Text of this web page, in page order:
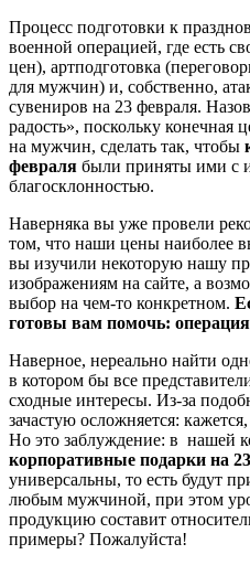
Процесс подготовки к
военной операцией, где есть
цен), артподготовка
для мужчин) и, собственно,
сувениров на 23 февраля.
радость», поскольку конечная
на мужчин, сделать так, чтобы
февраля были приняты ими с
благосклонностью.
Наверняка вы уже провели
том, что наши цены наиболее
вы изучили некоторую нашу
изображениям на сайте, а
выбор на чем-то конкретном.
готовы вам помочь:
Наверное, нереально найти
в котором бы все
сходные интересы. Из-за
зачастую осложняется:
Но это заблуждение: в нашей
корпоративные подарки на
универсальны, то есть будут
любым мужчиной, при этом
продукцию составит
примеры? Пожалуйста!